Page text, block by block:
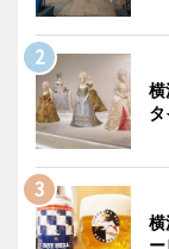
横
ー